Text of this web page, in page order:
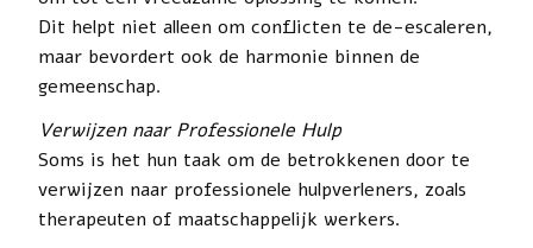
Dit helpt niet alleen om conflicten te de-escaleren,
maar bevordert ook de harmonie binnen de
gemeenschap.
Verwijzen naar Professionele Hulp
Soms is het hun taak om de betrokkenen door te
verwijzen naar professionele hulpverleners, zoals
therapeuten of maatschappelijk werkers.